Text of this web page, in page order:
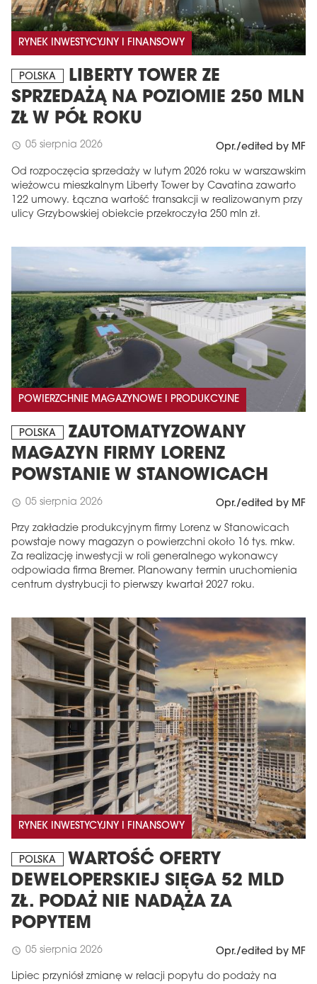
RYNEK INWESTYCYJNY I FINANSOWY
POLSKA
LIBERTY TOWER ZE
SPRZEDAŻĄ NA POZIOMIE 250 MLN
ZŁ W PÓŁ ROKU
schedule 05 sierpnia 2026 Opr./edited by MF
Od rozpoczęcia sprzedaży w lutym 2026 roku w warszawskim
wieżowcu mieszkalnym Liberty Tower by Cavatina zawarto
122 umowy. Łączna wartość transakcji w realizowanym przy
ulicy Grzybowskiej obiekcie przekroczyła 250 mln zł.
POWIERZCHNIE MAGAZYNOWE I PRODUKCYJNE
POLSKA
ZAUTOMATYZOWANY
MAGAZYN FIRMY LORENZ
POWSTANIE W STANOWICACH
schedule 05 sierpnia 2026 Opr./edited by MF
Przy zakładzie produkcyjnym firmy Lorenz w Stanowicach
powstaje nowy magazyn o powierzchni około 16 tys. mkw.
Za realizację inwestycji w roli generalnego wykonawcy
odpowiada firma Bremer. Planowany termin uruchomienia
centrum dystrybucji to pierwszy kwartał 2027 roku.
RYNEK INWESTYCYJNY I FINANSOWY
POLSKA
WARTOŚĆ OFERTY
DEWELOPERSKIEJ SIĘGA 52 MLD
ZŁ. PODAŻ NIE NADĄŻA ZA
POPYTEM
schedule 05 sierpnia 2026 Opr./edited by MF
Lipiec przyniósł zmianę w relacji popytu do podaży na